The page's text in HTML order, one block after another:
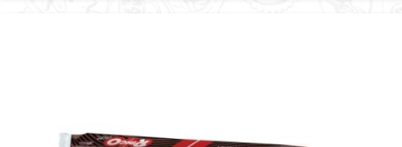
afbeeldingen-